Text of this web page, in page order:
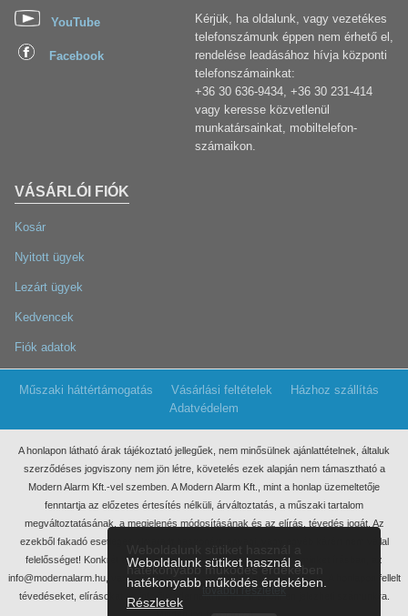
VÁSÁRLÓI FIÓK
Kosár
Nyitott ügyek
Lezárt ügyek
Kedvencek
Fiók adatok
YouTube
Facebook
Kérjük, ha oldalunk, vagy vezetékes
telefonszámunk éppen nem érhető el,
rendelése leadásához hívja központi
telefonszámainkat:
+36 30 636-9434, +36 30 231-414
vagy keresse közvetlenül
munkatársainkat, mobiltelefon-
számaikon.
Műszaki háttértámogatás Vásárlási feltételek
Házhoz szállítás
Adatvédelem
A honlapon látható árak tájékoztató jellegűek, nem minősülnek ajánlattételnek, általuk
szerződéses jogviszony nem jön létre, követelés ezek alapján nem támasztható a
Modern Alarm Kft.-vel szemben. A Modern Alarm Kft., mint a honlap üzemeltetője
fenntartja az előzetes értesítés nélküli, árváltoztatás, a műszaki tartalom
megváltoztatásának, a megjelenés módosításának és az elírás, tévedés jogát. Az
ezekből fakadó esetleges elmaradt haszonért, anyagi, vagy egyéb kárért nem vállal
felelősséget! Konkrét ajánlatkérés miatt kérjük, keressen meg minket írásban, az
info@modernalarm.hu, vagy a rendeles@modernalarm.hu e-mail címen. A honlapon fellelt
tévedéseket, elírásokat az info@modernalarm.hu e-mail címen jelezheti számunkra.
hatékonyabb működés érdekében
további részletek
Weboldalunk sütiket használ a
hatékonyabb működés érdekében.
Részletek